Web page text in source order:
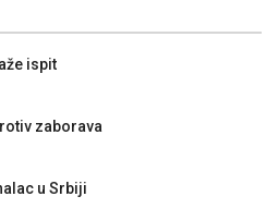
ispit
zaborava
u Srbiji